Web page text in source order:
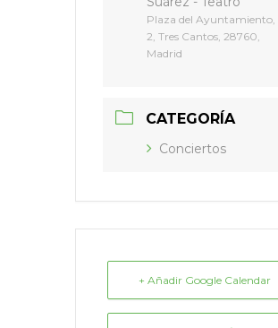
Plaza del Ayuntamiento,
2, Tres Cantos, 28760,
Madrid
CATEGORÍA
Conciertos
+ Añadir Google Calendar